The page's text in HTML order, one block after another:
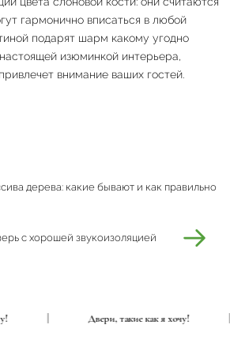
гармонично вписаться в любой
подарят шарм какому угодно
изюминкой интерьера,
внимание ваших гостей.
дерева: какие бывают и как правильно
с хорошей звукоизоляцией
Двери, такие как я хочу!